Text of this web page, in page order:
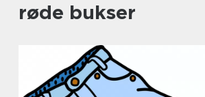
røde bukser